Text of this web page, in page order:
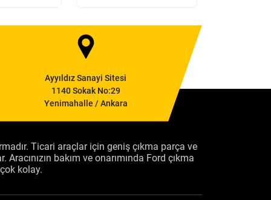
Ayyıldız Sanayi Sitesi
1140 Sokak No:29
Yenimahalle / Ankara
Ticari araçlar için geniş çıkma parça ve
bakım ve onarımında Ford çıkma
kolay.